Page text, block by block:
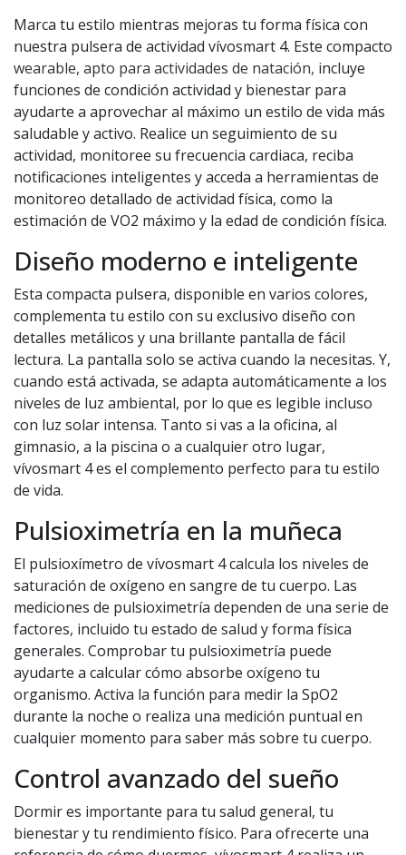
Marca tu estilo mientras mejoras tu forma física con
nuestra pulsera de actividad vívosmart 4. Este compacto
wearable, apto para actividades de natación, incluye
funciones de condición actividad y bienestar para
ayudarte a aprovechar al máximo un estilo de vida más
saludable y activo. Realice un seguimiento de su
actividad, monitoree su frecuencia cardiaca, reciba
notificaciones inteligentes y acceda a herramientas de
monitoreo detallado de actividad física, como la
estimación de VO2 máximo y la edad de condición física.
Diseño moderno e inteligente
Esta compacta pulsera, disponible en varios colores,
complementa tu estilo con su exclusivo diseño con
detalles metálicos y una brillante pantalla de fácil
lectura. La pantalla solo se activa cuando la necesitas. Y,
cuando está activada, se adapta automáticamente a los
niveles de luz ambiental, por lo que es legible incluso
con luz solar intensa. Tanto si vas a la oficina, al
gimnasio, a la piscina o a cualquier otro lugar,
vívosmart 4 es el complemento perfecto para tu estilo
de vida.
Pulsioximetría en la muñeca
El pulsioxímetro de vívosmart 4 calcula los niveles de
saturación de oxígeno en sangre de tu cuerpo. Las
mediciones de pulsioximetría dependen de una serie de
factores, incluido tu estado de salud y forma física
generales. Comprobar tu pulsioximetría puede
ayudarte a calcular cómo absorbe oxígeno tu
organismo. Activa la función para medir la SpO2
durante la noche o realiza una medición puntual en
cualquier momento para saber más sobre tu cuerpo.
Control avanzado del sueño
Dormir es importante para tu salud general, tu
bienestar y tu rendimiento físico. Para ofrecerte una